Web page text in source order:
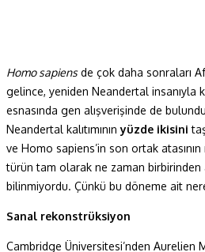
Homo sapiensde çok daha sonraları
gelince, yeniden Neandertal insanıyla
esnasında gen alışverişinde de
Neandertal kalıtımınınyüzde ikisini
ve Homo sapiens’in son ortak
türün tam olarak ne zaman birbirinden
bilinmiyordu. Çünkü bu döneme ait
Sanal rekonstrüksiyon
Cambridge Üniversitesi’nden Aurelien